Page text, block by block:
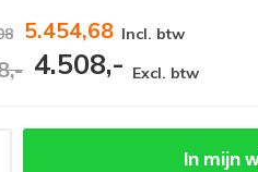
5.454,68 Incl. btw
4.508,- Excl. btw
In mijn